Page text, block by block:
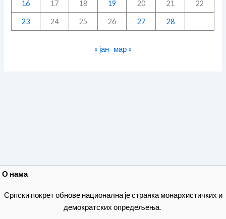
16 17 18 19 20 21 22
23 24 25 26 27 28
« јан мар »
О нама
Српски покрет обнове национална је странка монархистичких и
демократских опредељења.